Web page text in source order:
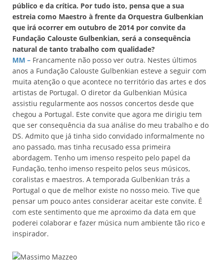
público e da crítica. Por tudo isto, pensa que a sua
estreia como Maestro à frente da Orquestra Gulbenkian
que irá ocorrer em outubro de 2014 por convite da
Fundação Calouste Gulbenkian, será a consequência
natural de tanto trabalho com qualidade?
MM – Francamente não posso ver outra. Nestes últimos
anos a Fundação Calouste Gulbenkian esteve a seguir com
muita atenção o que acontece no território das artes e dos
artistas de Portugal. O diretor da Gulbenkian Música
assistiu regularmente aos nossos concertos desde que
chegou a Portugal. Este convite que agora me dirigiu tem
que ser consequência da sua análise do meu trabalho e do
DS. Admito que já tinha sido convidado informalmente no
ano passado, mas tinha recusado essa primeira
abordagem. Tenho um imenso respeito pelo papel da
Fundação, tenho imenso respeito pelos seus músicos,
coralistas e maestros. A temporada Gulbenkian trás a
Portugal o que de melhor existe no nosso meio. Tive que
pensar um pouco antes considerar aceitar este convite. É
com este sentimento que me aproximo da data em que
poderei colaborar e fazer música num ambiente tão rico e
inspirador.